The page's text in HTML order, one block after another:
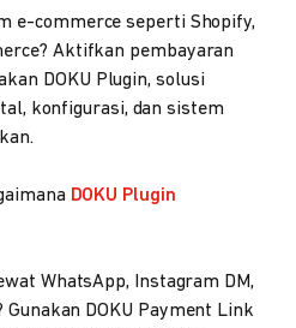
e-commerce seperti Shopify,
Aktifkan pembayaran
DOKU Plugin, solusi
konfigurasi, dan sistem
DOKU Plugin
WhatsApp, Instagram DM,
DOKU Payment Link